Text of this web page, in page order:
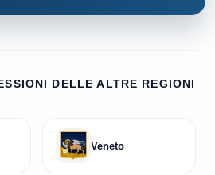
DELLE ALTRE REGIONI
Veneto